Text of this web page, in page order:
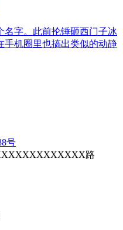
名字。此前抡锤砸西门子冰
手机圈里也搞出类似的动静
号
路